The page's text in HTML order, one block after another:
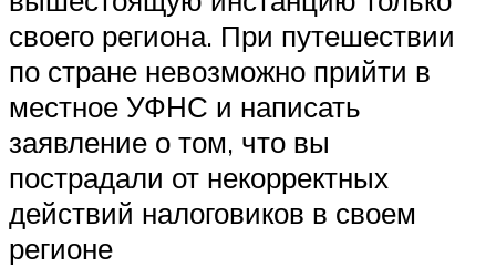
своего региона. При путешествии
по стране невозможно прийти в
местное УФНС и написать
заявление о том, что вы
пострадали от некорректных
действий налоговиков в своем
регионе